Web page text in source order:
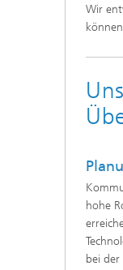
Wir
hohe
bei